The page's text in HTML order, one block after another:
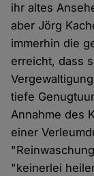
ihr altes
aber Jörg
immerhin die
erreicht, dass
tiefe
Annahme des
einer
"keinerlei